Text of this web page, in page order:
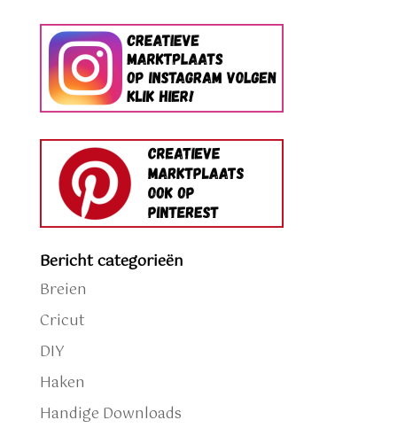
Bericht categorieën
Breien
Cricut
DIY
Haken
Handige Downloads